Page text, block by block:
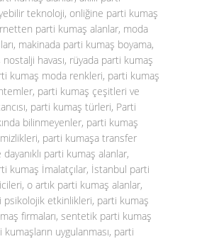
teknoloji, onliğine parti kumaş
parti kumaş alanlar, moda
makinada parti kumaş boyama,
havası, rüyada parti kumaş
kumaş moda renkleri, parti kumaş
parti kumaş çeşitleri ve
parti kumaş türleri, Parti
bilinmeyenler, parti kumaş
parti kumaşa transfer
dayanıklı parti kumaş alanlar,
kumaş İmalatçılar, İstanbul parti
o artık parti kumaş alanlar,
psikolojik etkinlikleri, parti kumaş
firmaları, sentetik parti kumaş
uygulanması, parti